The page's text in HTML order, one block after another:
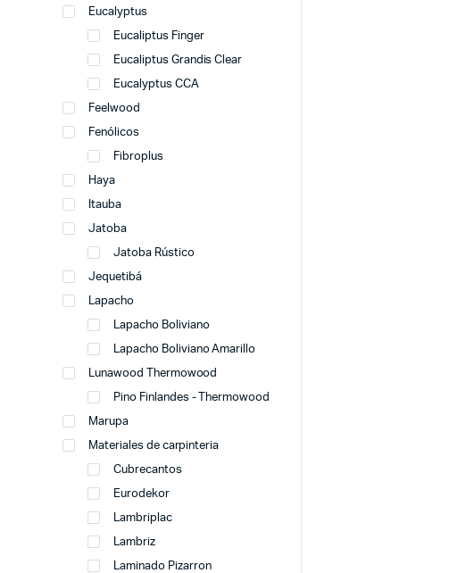
Eucalyptus
Eucaliptus Finger
Eucaliptus Grandis Clear
Eucalyptus CCA
Feelwood
Fenólicos
Fibroplus
Haya
Itauba
Jatoba
Jatoba Rústico
Jequetibá
Lapacho
Lapacho Boliviano
Lapacho Boliviano Amarillo
Lunawood Thermowood
Pino Finlandes - Thermowood
Marupa
Materiales de carpinteria
Cubrecantos
Eurodekor
Lambriplac
Lambriz
Laminado Pizarron